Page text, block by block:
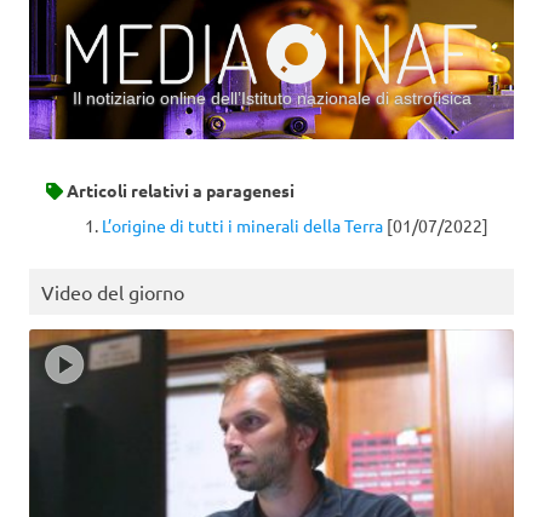
Il notiziario online dell’Istituto nazionale di astrofisica
Articoli relativi a paragenesi
L’origine di tutti i minerali della Terra [01/07/2022]
Video del giorno